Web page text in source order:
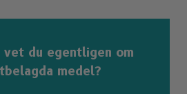
vet du egentligen om
medel?